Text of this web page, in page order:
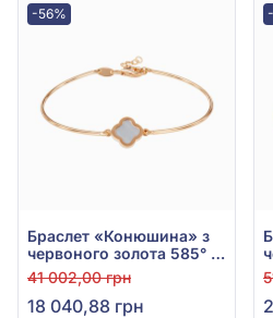
-56%
Браслет «Конюшина» з
червоного золота 585° з
перламутром, арт.
2010176п
41 002,00 грн
18 040,88 грн